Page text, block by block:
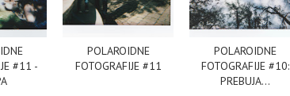
#11 -
POLAROIDNE
FOTOGRAFIJE #11
POLAROIDNE
FOTOGRAFIJE #10:
PREBUJA...